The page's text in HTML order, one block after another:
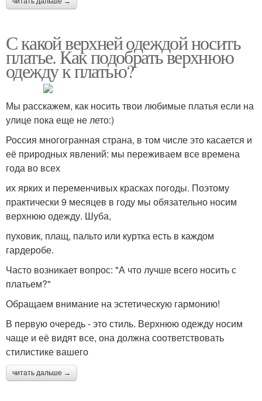
С какой верхней одеждой носить
платье. Как подобрать верхнюю
одежду к платью?
Мы расскажем, как носить твои любимые платья если на
улице пока еще не лето:)
Россия многогранная страна, в том числе это касается и
её природных явлений: мы переживаем все времена
года во всех
их ярких и переменчивых красках погоды. Поэтому
практически 9 месяцев в году мы обязательно носим
верхнюю одежду. Шуба,
пуховик, плащ, пальто или куртка есть в каждом
гардеробе.
Часто возникает вопрос: "А что лучше всего носить с
платьем?"
Обращаем внимание на эстетическую гармонию!
В первую очередь - это стиль. Верхнюю одежду носим
чаще и её видят все, она должна соответствовать
стилистике вашего
читать дальше →